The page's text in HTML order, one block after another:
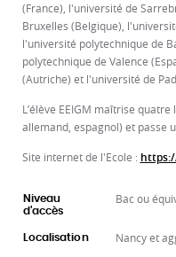
(France), l'université de
Bruxelles (Belgique),
l'université polytechnique de
polytechnique de Valence
(Autriche) et l'université de
L’élève EEIGM maîtrise
allemand, espagnol) et passe
Site internet de l'Ecole :
Niveau
d'accès
Bac ou
Localisation Nancy et